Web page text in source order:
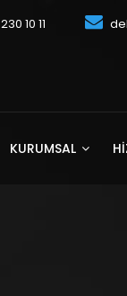
10 11
KURUMSAL